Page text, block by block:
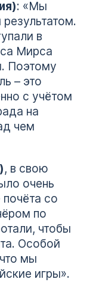
: «Мы
в
Мирса
Поэтому
– это
с учётом
на
чем
, в свою
очень
почёта со
по
чтобы
Особой
мы
игры».